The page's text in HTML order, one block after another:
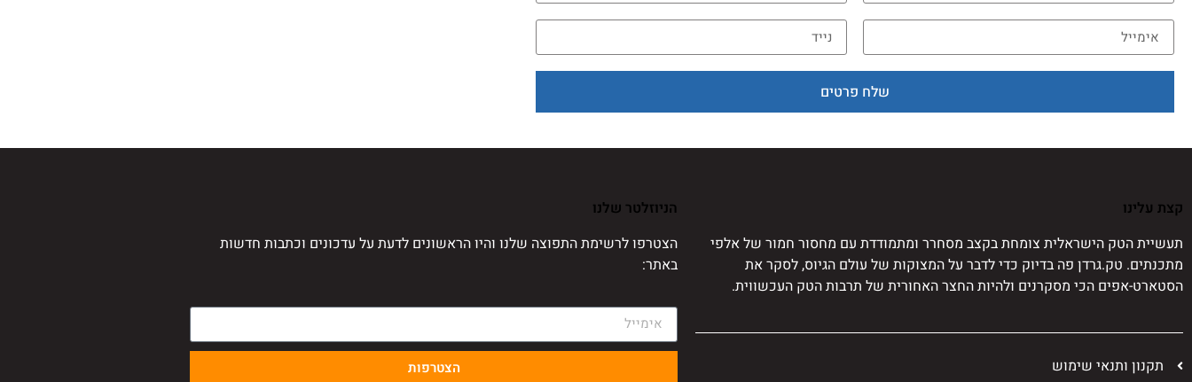
שלח פרטים
קצת עלינו
תעשיית הטק הישראלית צומחת בקצב מסחרר ומתמודדת עם מחסור חמור של אלפי
מתכנתים. טק.גרדן פה בדיוק כדי לדבר על המצוקות של עולם הגיוס, לסקר את
הסטארט-אפים הכי מסקרנים ולהיות החצר האחורית של תרבות הטק העכשווית.
תקנון ותנאי שימוש
הניוזלטר שלנו
הצטרפו לרשימת התפוצה שלנו והיו הראשונים לדעת על עדכונים וכתבות חדשות
באתר:
הצטרפות